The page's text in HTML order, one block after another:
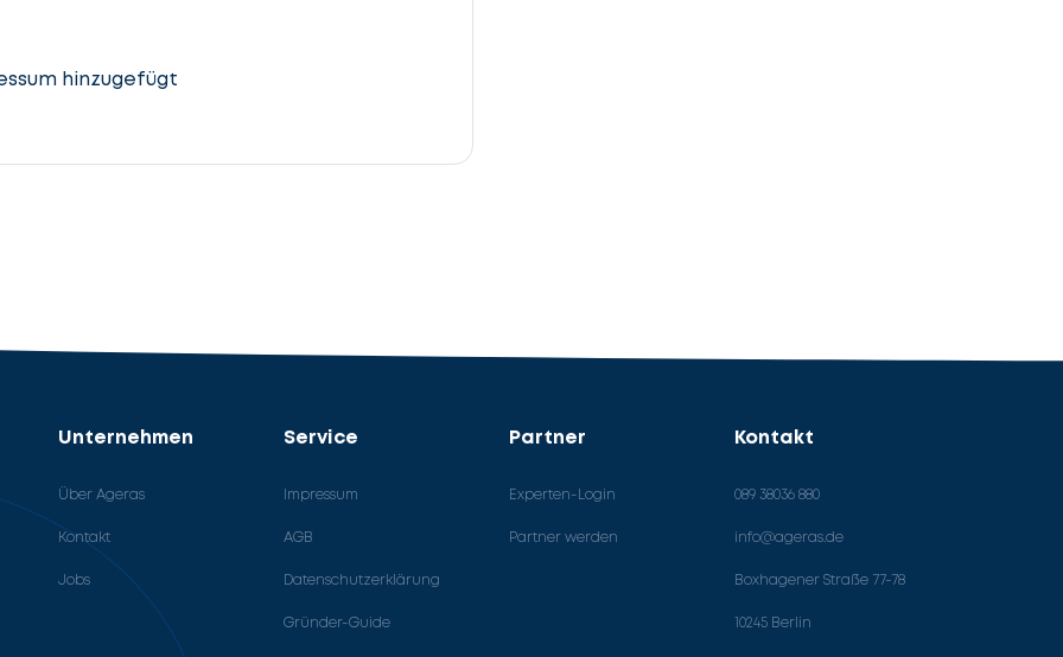
hinzugefügt
Unternehmen
Über Ageras
Kontakt
Jobs
Service
Impressum
AGB
Datenschutzerklärung
Gründer-Guide
Partner
Experten-Login
Partner werden
Kontakt
089 38036 880
info@ageras.de
Boxhagener Straße 77-78
10245 Berlin